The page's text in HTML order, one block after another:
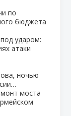
по
бюджета
ударом:
атаки
ночью
моста